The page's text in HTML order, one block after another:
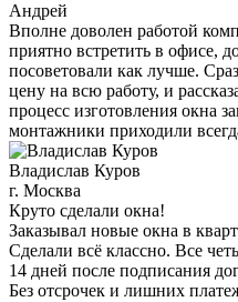
Андрей
Вполне доволен работой
приятно встретить в офисе,
посоветовали как лучше.
цену на всю работу, и
процесс изготовления окна
монтажники приходили
Владислав Куров
г. Москва
Круто сделали окна!
Заказывал новые окна в
Сделали всё классно. Все
14 дней после подписания
Без отсрочек и лишних